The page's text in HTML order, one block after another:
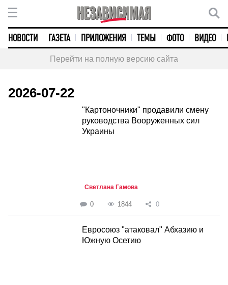
НОВОСТИ ГАЗЕТА ПРИЛОЖЕНИЯ ТЕМЫ ФОТО ВИДЕО
Перейти на полную версию сайта
2026-07-22
"Картоночники" продавили смену
руководства Вооруженных сил
Украины
Светлана Гамова
0 1844 0
Евросоюз "атаковал" Абхазию и
Южную Осетию